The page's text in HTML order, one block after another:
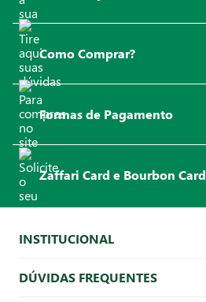
Como Comprar?
Formas de Pagamento
Zaffari Card e Bourbon Card
INSTITUCIONAL
DÚVIDAS FREQUENTES